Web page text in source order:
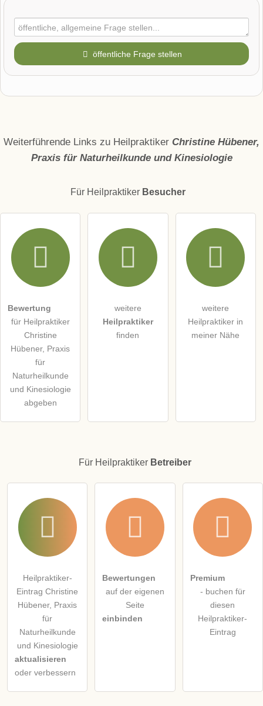
öffentliche Frage stellen
Hiermit akzeptiere ich die .
Die Datenschutzerklärunghabe ich zur Kenntnis genommen.
Hinweis:Bitte beachten Sie, öffentliche Fragen sindfür alle
Besucher sichtbar
Klicken Sie hier um eine
Heilpraktiker-Eintrag zu stellen
Weiterführende Links zu Heilpraktiker Christine Hübener,
Praxis für Naturheilkunde und Kinesiologie
Für Heilpraktiker Besucher
Bewertung
für Heilpraktiker
Christine
Hübener, Praxis
für
Naturheilkunde
und Kinesiologie
abgeben
weitere
Heilpraktiker
finden
weitere
Heilpraktiker in
meiner Nähe
Für Heilpraktiker Betreiber
Heilpraktiker-
Eintrag Christine
Hübener, Praxis
für
Naturheilkunde
und Kinesiologie
aktualisieren
oder verbessern
Bewertungen
auf der eigenen
Seite
einbinden
Premium
- buchen für
diesen
Heilpraktiker-
Eintrag